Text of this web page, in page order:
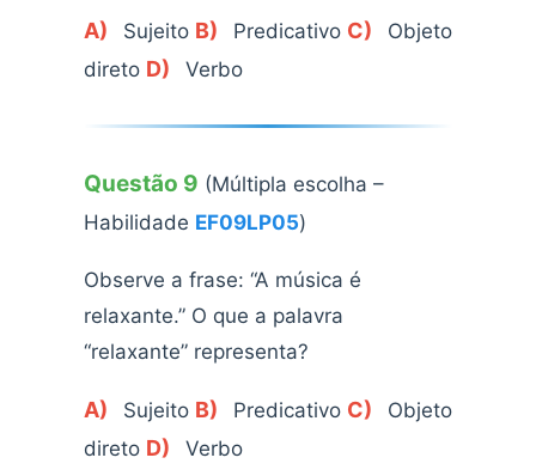
A) Sujeito B) Predicativo C)
Objeto
direto D) Verbo
Questão 9 (Múltipla escolha –
Habilidade EF09LP05)
Observe a frase: “A música é
relaxante.” O que a palavra
“relaxante” representa?
A) Sujeito B) Predicativo C)
Objeto
direto D) Verbo